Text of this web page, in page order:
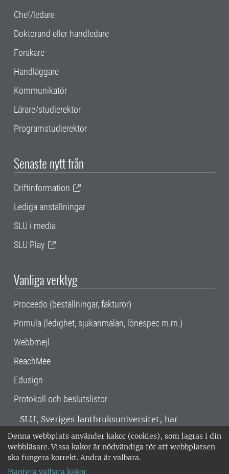
Denna webbplats använder kakor (cookies), som lagras i din
webbläsare. Vissa kakor är nödvändiga för att webbplatsen
ska fungera korrekt. Andra är valbara.
Hantera valbara kakor
Chef/ledare
Doktorand eller handledare
Forskare
Handläggare
Kommunikatör
Lärare/studierektor
Programstudierektor
Senaste nytt från
Driftinformation
Lediga anställningar
SLU i media
SLU Play
Vanliga verktyg
Proceedo (beställningar, fakturor)
Primula (ledighet, sjukanmälan, lönespec m.m.)
Webbmejl
ReachMee
Edusign
Protokoll och beslutslistor
SLU, Sveriges lantbruksuniversitet, har
verksamhet över hela Sverige. Huvudorter är
Alnarp, Uppsala och Umeå.SLU är
miljöcertifierat enligt ISO 14001. •
018-67 10 00 • Org nr: 202100-2817 •